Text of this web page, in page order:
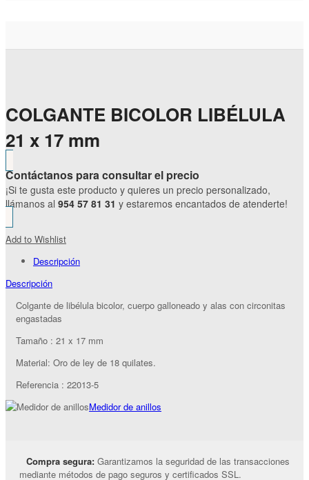
COLGANTE BICOLOR LIBÉLULA
21 x 17 mm
Contáctanos para consultar el precio
¡Si te gusta este producto y quieres un precio personalizado,
llámanos al 954 57 81 31 y estaremos encantados de atenderte!
Add to Wishlist
Descripción
Descripción
Colgante de libélula bicolor, cuerpo galloneado y alas con circonitas
engastadas
Tamaño : 21 x 17 mm
Material: Oro de ley de 18 quilates.
Referencia : 22013-5
Medidor de anillos
Compra segura: Garantizamos la seguridad de las transacciones
mediante métodos de pago seguros y certificados SSL.